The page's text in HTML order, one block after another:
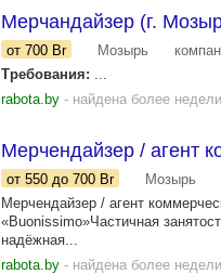
Мерчандайзер (г.
от 700 Br Мозырь
Требования: ...
rabota.by - найдена более
Мерчендайзер / агент
от 550 до 700 Br Мозырь
Мерчендайзер / агент
«Buonissimo»Частичная
надёжная...
rabota.by - найдена более